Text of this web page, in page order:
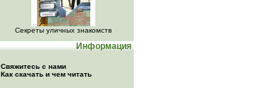
Секреты уличных знакомств
Информация
Свяжитесь с нами
Как скачать и чем читать